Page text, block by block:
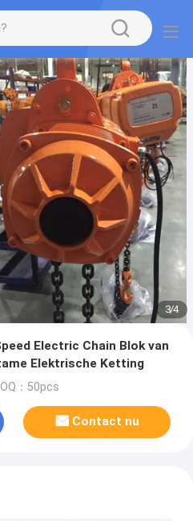
3/4
Electric Chain Blok van
Elektrische Ketting
：50pcs
Contact nu